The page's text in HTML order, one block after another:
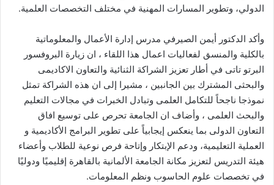
الدولي، وتطوير المسارات المهنية في مختلف التخصصات العلمية.
وأكد الدكتور أيمن الصيرفي مدرس إدارة الأعمال والمعلوماتية
بالكلية والمنسق لفعاليات اعمال هذا اللقاء ، ان زيارة البروفسور
البرتو تاتى في أطار تعزيز الشراكة الثنائية والتعاون الاكاديمى
والبحثى المشترك بين الجانبين ، مشيرا إلى ان هذه الشراكة تمثل
نموذجا ناجحاً للتكامل العلمى وتبادل الخبرات في مجالات التعليم
والبحث العلمى ، وأضاف ان الجامعة تحرص على توسيع افاق
التعاون الدولى بما ينعكس إيجابياً على تطوير البرامج الأكاديمية و
العملية التعليمية، ودعم الإبتكار وإتاحة فرص نوعية للطلاب وأعضاء
هيئة التدريس لتعزيز مكانة الجامعة الألمانية بالقاهرة إقليميًا ودوليًا
في تخصصات علوم الحاسوب ونظم المعلومات.